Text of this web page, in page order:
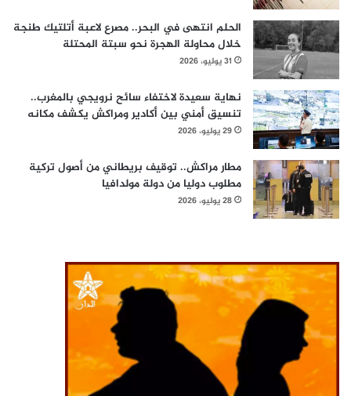
الحلم انتهى في البحر.. مصرع لاعبة أتلتيك طنجة
خلال محاولة الهجرة نحو سبتة المحتلة
31 يوليو، 2026
نهاية سعيدة لاختفاء سائح نرويجي بالمغرب..
تنسيق أمني بين أكادير ومراكش يكشف مكانه
29 يوليو، 2026
مطار مراكش.. توقيف بريطاني من أصول تركية
مطلوب دوليا من دولة مولدافيا
28 يوليو، 2026